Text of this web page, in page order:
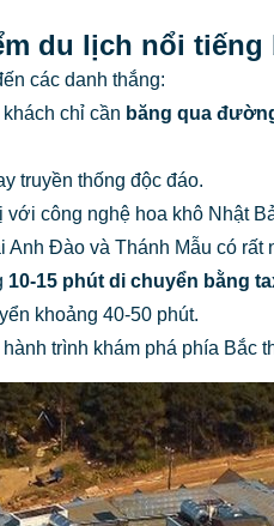
du lịch nổi tiếng
các danh thắng:
chỉ cần băng qua
truyền thống độc đáo.
công nghệ hoa khô Nhật
Đào và Thánh Mẫu có
10-15 phút di chuyển bằng
khoảng 40-50 phút.
trình khám phá phía